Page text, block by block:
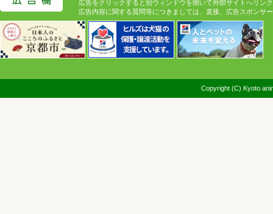
広告をクリックすると別ウィンドウを開いて外部サイトへリン
広告内容に関する質問等につきましては、直接、広告スポンサ
Copyright (C) Kyoto